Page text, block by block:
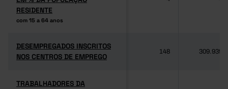
RESIDENTE
com 15 a 64 anos
RESIDENTE
com 15 a 64 anos
DESEMPREGADOS INSCRITOS
NOS CENTROS DE EMPREGO
DESEMPREGADOS INSCRITOS
NOS CENTROS DE EMPREGO
148 309.939
TRABALHADORES DA
TRABALHADORES DA